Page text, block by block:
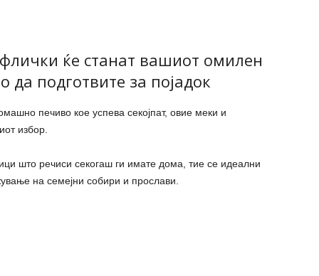
ќе станат вашиот омилен
да подготвите за појадок
печиво кое успева секојпат, овие меки и
избор.
што речиси секогаш ги имате дома, тие се идеални
на семејни собири и прослави.